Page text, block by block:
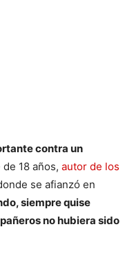
contra un
18 años, autor de los
se afianzó en
siempre quise
no hubiera sido